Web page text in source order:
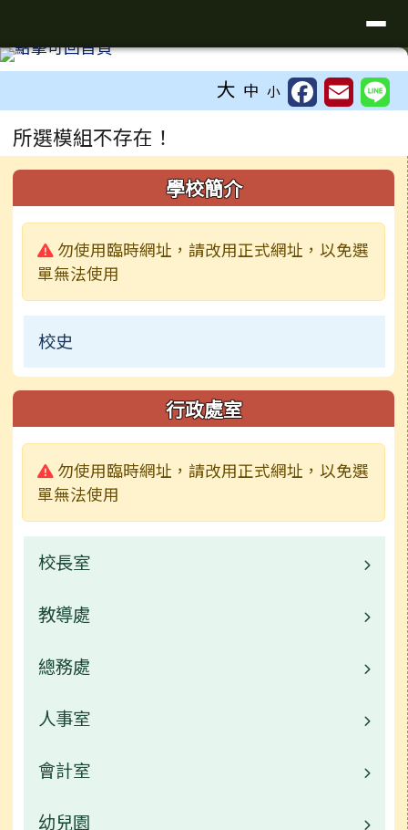
大 中 小
主內容區域
所選模組不存在！
左邊區域內容 學校簡介
警告:
勿使用臨時網址，請改用正式網址，以免選
單無法使用
校史
行政處室
警告:
勿使用臨時網址，請改用正式網址，以免選
單無法使用
校長室
林秋美校長介紹
業務職掌
教導處
業務職掌
校園公告
常用連結
活動相簿
總務處
校園公告
業務職掌
檔案下載
人事室
校園公告
業務職掌
會計室
校園公告
幼兒園
頁尾區域